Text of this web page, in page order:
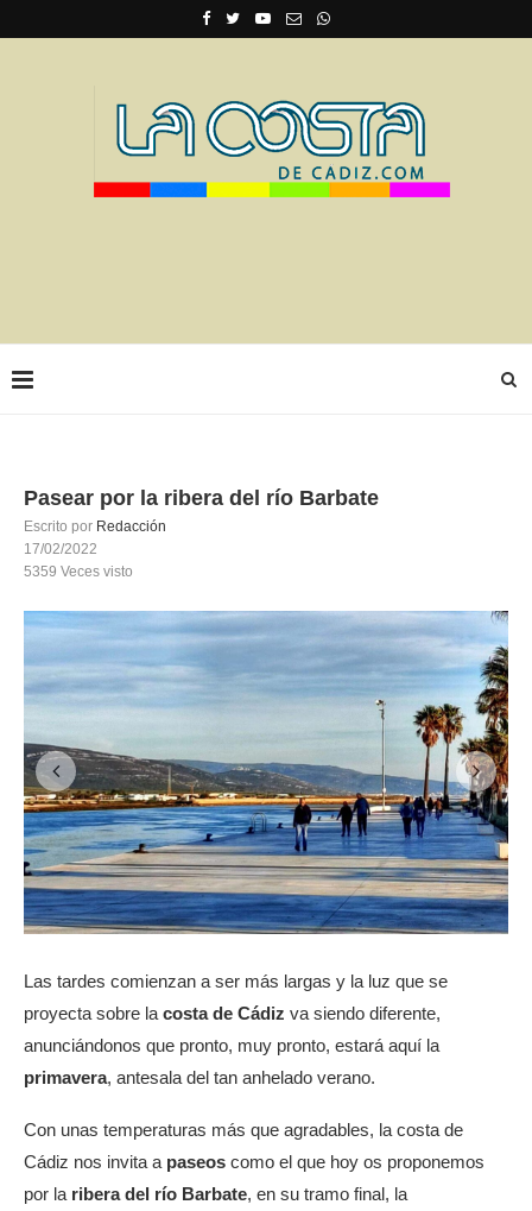
Pasear por la ribera del río Barbate
Escrito por Redacción
17/02/2022
5359 Veces visto
Las tardes comienzan a ser más largas y la luz que se
proyecta sobre la costa de Cádiz va siendo diferente,
anunciándonos que pronto, muy pronto, estará aquí la
primavera, antesala del tan anhelado verano.
Con unas temperaturas más que agradables, la costa de
Cádiz nos invita a paseos como el que hoy os proponemos
por la ribera del río Barbate, en su tramo final, la